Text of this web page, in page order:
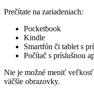
Prečítate na zariadeniach:
Pocketbook
Kindle
Smartfón či tablet s
Počítač s príslušnou
Nie je možné meniť veľkosť
väčšie obrazovky.